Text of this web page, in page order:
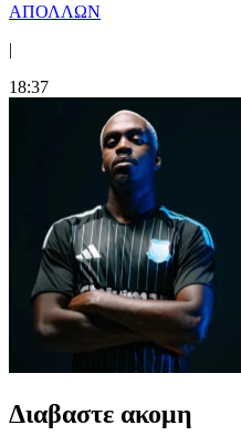
ΑΠΟΛΛΩΝ
|
18:37
Διαβαστε ακομη